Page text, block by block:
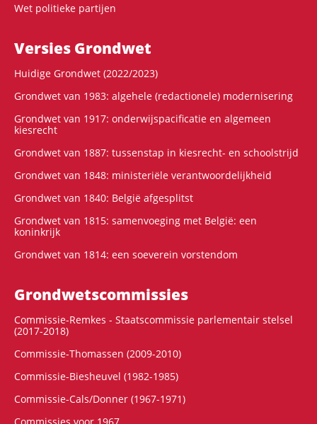
Wet politieke partijen
Versies Grondwet
Huidige Grondwet (2022/2023)
Grondwet van 1983: algehele (redactionele) modernisering
Grondwet van 1917: onderwijspacificatie en algemeen
kiesrecht
Grondwet van 1887: tussenstap in kiesrecht- en schoolstrijd
Grondwet van 1848: ministeriële verantwoordelijkheid
Grondwet van 1840: België afgesplitst
Grondwet van 1815: samenvoeging met België: een
koninkrijk
Grondwet van 1814: een soeverein vorstendom
Grondwets­commissies
Commissie-Remkes - Staatscommissie parlementair stelsel
(2017-2018)
Commissie-Thomassen (2009-2010)
Commissie-Biesheuvel (1982-1985)
Commissie-Cals/Donner (1967-1971)